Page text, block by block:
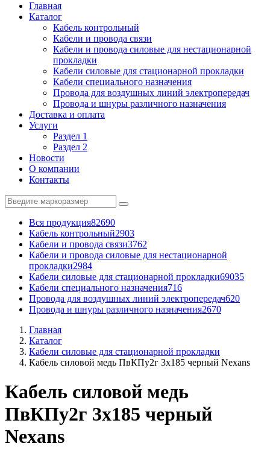
Главная
Каталог
Кабель контрольный
Кабели и провода связи
Кабели и провода силовые для нестационарной
прокладки
Кабели силовые для стационарной прокладки
Кабели специального назначения
Провода для воздушных линий электропередач
Провода и шнуры различного назначения
Доставка и оплата
Услуги
Раздел 1
Раздел 2
Новости
О компании
Контакты
Вся продукция82690
Кабель контрольный2903
Кабели и провода связи3762
Кабели и провода силовые для нестационарной
прокладки2984
Кабели силовые для стационарной прокладки69035
Кабели специального назначения716
Провода для воздушных линий электропередач620
Провода и шнуры различного назначения2670
Главная
Каталог
Кабели силовые для стационарной прокладки
Кабель силовой медь ПвКПу2г 3x185 черный Nexans
Кабель силовой медь
ПвКПу2г 3x185 черный
Nexans